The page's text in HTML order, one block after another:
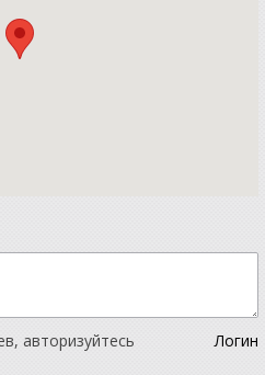
авторизуйтесь Логин